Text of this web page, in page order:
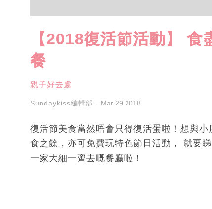
【2018復活節活動】
餐
親子好去處
Sundaykiss編輯部 Mar 29 2018
復活節美食當然唔會只得復活蛋啦！想與
食之餘，亦可免費玩特色節日活動， 就要
一家大細一齊去嘅餐廳啦！